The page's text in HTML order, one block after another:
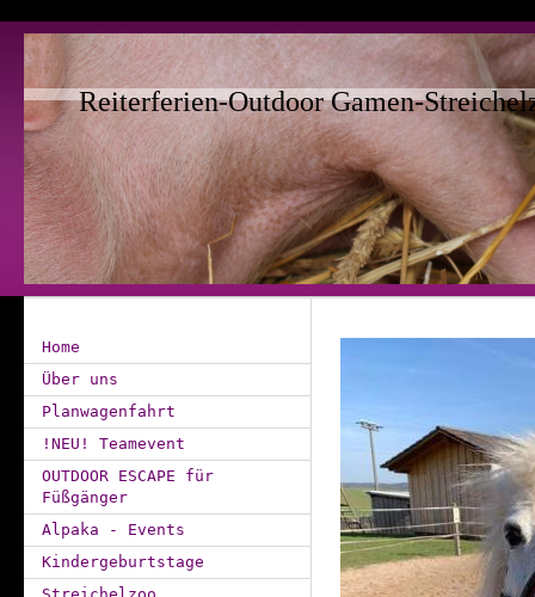
Reiterferien-Outdoor Gamen-
Home
Über uns
Planwagenfahrt
!NEU! Teamevent
OUTDOOR ESCAPE für
Füßgänger
Alpaka - Events
Kindergeburtstage